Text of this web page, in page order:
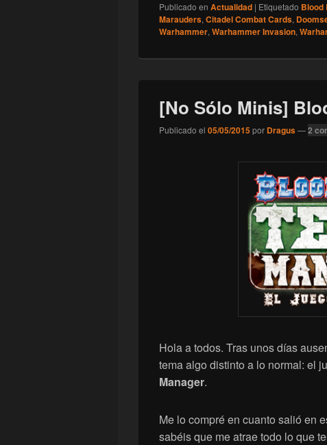
Publicado en Actualidad | Etiquetado Blood
Marauders, Citadel Combat Cards,
Warhammer, Warhammer Invasion,
[No Sólo Minis]
Publicado el 05/05/2015por Dragus—2
Hola a todos. Tras unos días
tema algo distinto a lo normal: el
Manager.
Me lo compré en cuanto salió en
sabéis que me atrae todo lo que